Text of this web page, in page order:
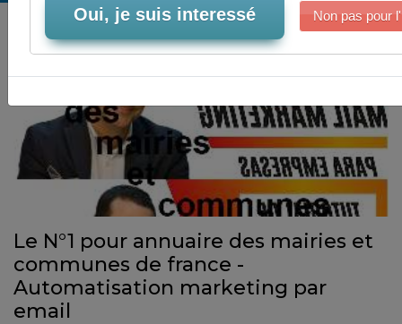
Le N°1 pour annuaire des mairies et
communes de france -
Automatisation marketing par
email
Oui, je suis interessé Non pas pour